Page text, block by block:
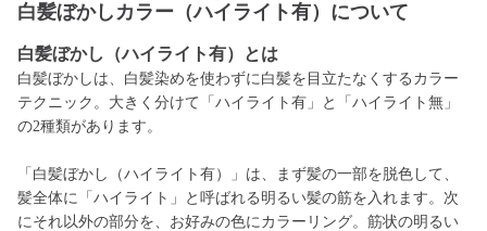
白髪ぼかしカラー（ハイライト有）について
白髪ぼかし（ハイライト有）とは
白髪ぼかしは、白髪染めを使わずに白髪を目立たなくするカラー
テクニック。大きく分けて「ハイライト有」と「ハイライト無」
の2種類があります。
「白髪ぼかし（ハイライト有）」は、まず髪の一部を脱色して、
髪全体に「ハイライト」と呼ばれる明るい髪の筋を入れます。次
にそれ以外の部分を、お好みの色にカラーリング。筋状の明るい